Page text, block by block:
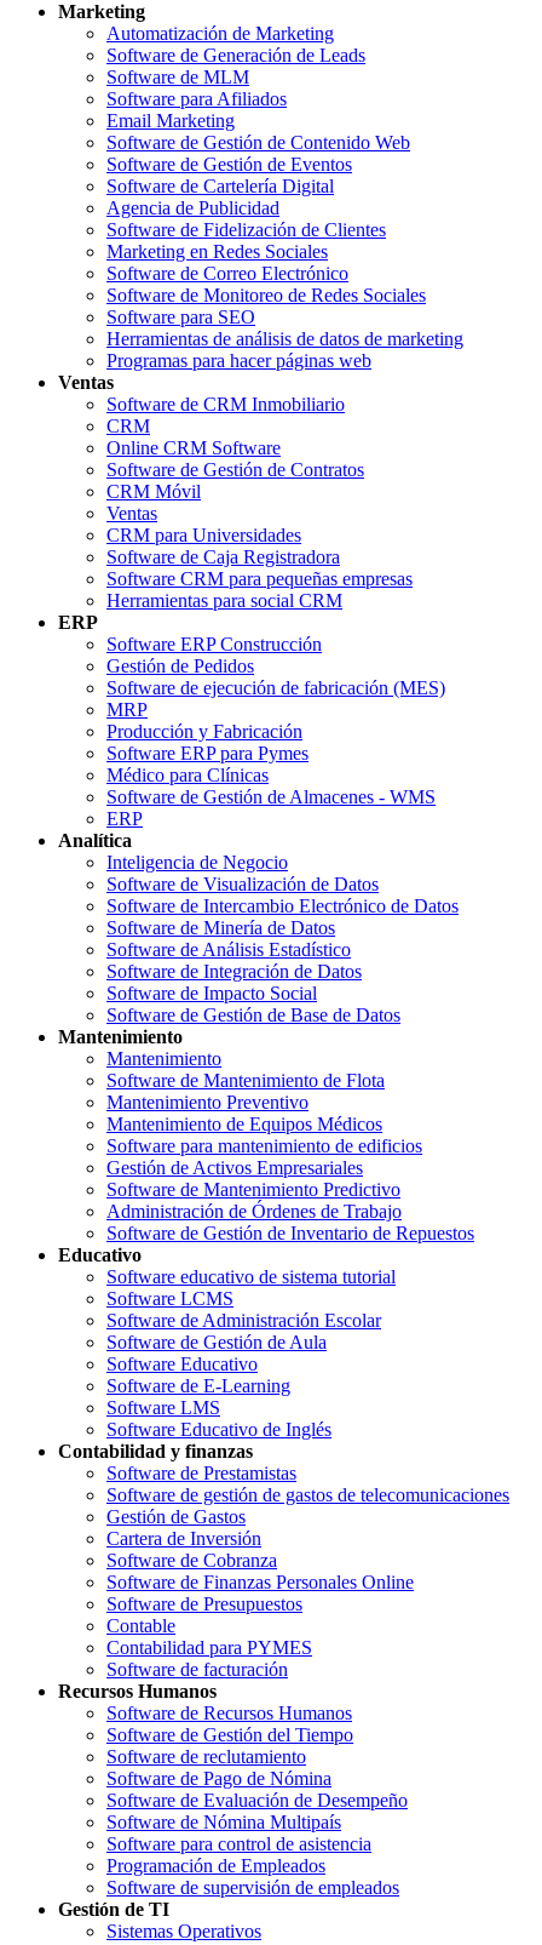
Marketing
Automatización de Marketing
Software de Generación de Leads
Software de MLM
Software para Afiliados
Email Marketing
Software de Gestión de Contenido Web
Software de Gestión de Eventos
Software de Cartelería Digital
Agencia de Publicidad
Software de Fidelización de Clientes
Marketing en Redes Sociales
Software de Correo Electrónico
Software de Monitoreo de Redes Sociales
Software para SEO
Herramientas de análisis de datos de marketing
Programas para hacer páginas web
Ventas
Software de CRM Inmobiliario
CRM
Online CRM Software
Software de Gestión de Contratos
CRM Móvil
Ventas
CRM para Universidades
Software de Caja Registradora
Software CRM para pequeñas empresas
Herramientas para social CRM
ERP
Software ERP Construcción
Gestión de Pedidos
Software de ejecución de fabricación (MES)
MRP
Producción y Fabricación
Software ERP para Pymes
Médico para Clínicas
Software de Gestión de Almacenes - WMS
ERP
Analítica
Inteligencia de Negocio
Software de Visualización de Datos
Software de Intercambio Electrónico de Datos
Software de Minería de Datos
Software de Análisis Estadístico
Software de Integración de Datos
Software de Impacto Social
Software de Gestión de Base de Datos
Mantenimiento
Mantenimiento
Software de Mantenimiento de Flota
Mantenimiento Preventivo
Mantenimiento de Equipos Médicos
Software para mantenimiento de edificios
Gestión de Activos Empresariales
Software de Mantenimiento Predictivo
Administración de Órdenes de Trabajo
Software de Gestión de Inventario de Repuestos
Educativo
Software educativo de sistema tutorial
Software LCMS
Software de Administración Escolar
Software de Gestión de Aula
Software Educativo
Software de E-Learning
Software LMS
Software Educativo de Inglés
Contabilidad y finanzas
Software de Prestamistas
Software de gestión de gastos de telecomunicaciones
Gestión de Gastos
Cartera de Inversión
Software de Cobranza
Software de Finanzas Personales Online
Software de Presupuestos
Contable
Contabilidad para PYMES
Software de facturación
Recursos Humanos
Software de Recursos Humanos
Software de Gestión del Tiempo
Software de reclutamiento
Software de Pago de Nómina
Software de Evaluación de Desempeño
Software de Nómina Multipaís
Software para control de asistencia
Programación de Empleados
Software de supervisión de empleados
Gestión de TI
Sistemas Operativos